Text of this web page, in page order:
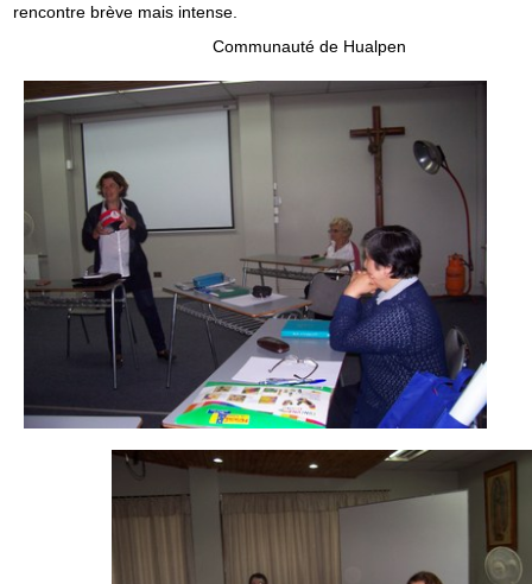
rencontre brève mais intense.
Communauté de Hualpen